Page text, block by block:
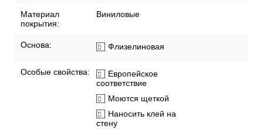
Материал
покрытия:
Виниловые
Основа: Флизелиновая
Особые свойства:
Европейское
соответствие
Моются щеткой
Наносить клей на
стену